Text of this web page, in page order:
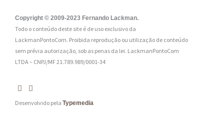
:
*
Copyright © 2009-2023 Fernando Lackman.
Todo o conteúdo deste site é de uso exclusivo da
LackmanPontoCom. Proibida reprodução ou utilização de conteúdo
sem prévia autorização, sob as penas da lei. LackmanPontoCom
LTDA – CNPJ/MF 21.789.989/0001-34
Desenvolvido pela Typemedia